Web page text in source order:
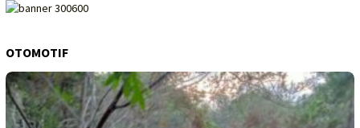
OTOMOTIF